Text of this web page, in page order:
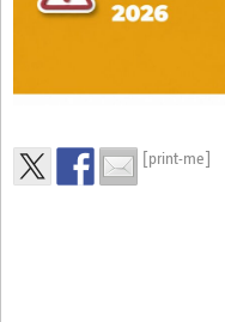
[print-me]